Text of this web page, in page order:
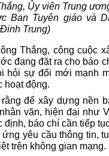
Ủy viên Trung
Ban Tuyên giáo và
Trung)
Thắng, công cuộc
đang đặt ra cho báo
hỏi sự đổi mới mạnh
hoạt động.
để xây dựng nền
văn, hiện đại như
định, báo chí cần tiếp
yêu cầu thông tin,
trên không gian mạng.